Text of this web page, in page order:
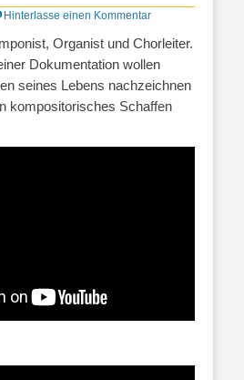
Hinterlasse einen Kommentar
Organist und Chorleiter.
Dokumentation wollen
seines Lebens nachzeichnen
kompositorisches Schaffen